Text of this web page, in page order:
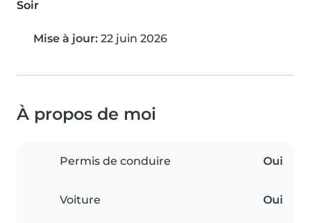
Soir
Mise à jour: 22 juin 2026
À propos de moi
Permis de conduire Oui
Voiture Oui